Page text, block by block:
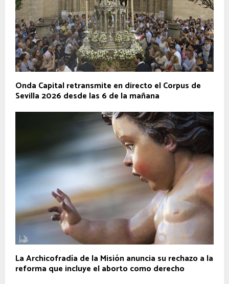
Onda Capital retransmite en directo el Corpus de
Sevilla 2026 desde las 6 de la mañana
La Archicofradía de la Misión anuncia su rechazo a la
reforma que incluye el aborto como derecho